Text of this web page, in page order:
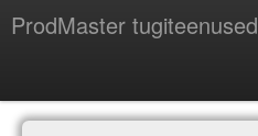
ProdMaster tugiteenused
Juhendid